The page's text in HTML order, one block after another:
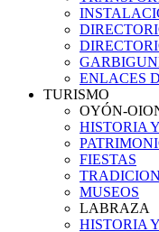
ENLACES
TURISMO
OYÓN-
HISTORIA
FIESTAS
MUSEOS
LABRAZA
HISTORIA